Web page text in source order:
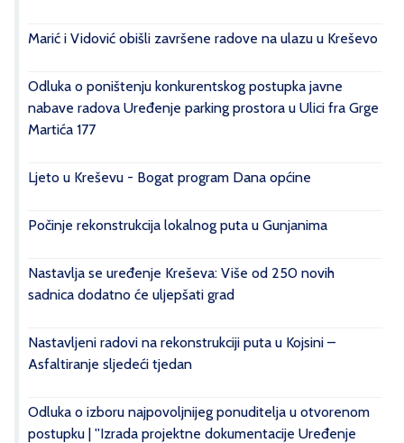
Marić i Vidović obišli završene radove na ulazu u Kreševo
Odluka o poništenju konkurentskog postupka javne
nabave radova Uređenje parking prostora u Ulici fra Grge
Martića 177
Ljeto u Kreševu - Bogat program Dana općine
Počinje rekonstrukcija lokalnog puta u Gunjanima
Nastavlja se uređenje Kreševa: Više od 250 novih
sadnica dodatno će uljepšati grad
Nastavljeni radovi na rekonstrukciji puta u Kojsini –
Asfaltiranje sljedeći tjedan
Odluka o izboru najpovoljnijeg ponuditelja u otvorenom
postupku | ''Izrada projektne dokumentacije Uređenje